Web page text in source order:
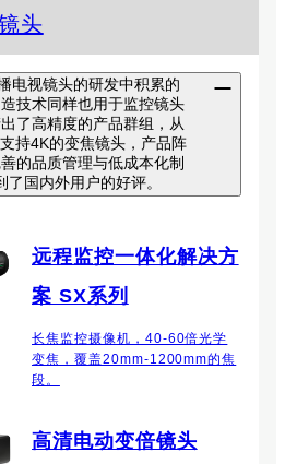
头
电视镜头的研发中积累的
技术同样也用于监控镜头
了高精度的产品群组，从
持4K的变焦镜头，产品阵
的品质管理与低成本化制
了国内外用户的好评。
远程监控一体化解决方
案 SX系列
长焦监控摄像机，40-60倍光学
变焦，覆盖20mm-1200mm的焦
段。
高清电动变倍镜头